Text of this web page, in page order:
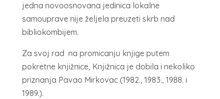
jedna novoosnovana jedinica lokalne
samouprave nije željela preuzeti skrb nad
bibliokombijem.
Za svoj rad na promicanju knjige putem
pokretne knjižnice, Knjižnica je dobila i nekoliko
priznanja Pavao Mirkovac (1982., 1983., 1988. i
1989.).